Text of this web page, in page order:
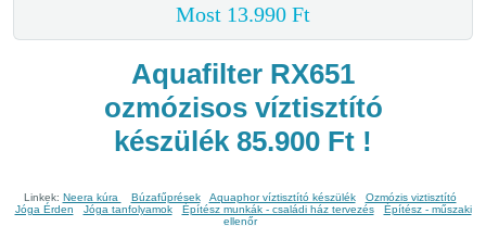
Most 13.990 Ft
Aquafilter RX651
ozmózisos víztisztító
készülék 85.900 Ft !
Linkek: Neera kúra Búzafűprések Aquaphor víztisztító készülék
Ozmózis viztisztító
Jóga Érden
Jóga tanfolyamok Építész munkák - családi ház tervezés
Építész - műszaki
ellenőr